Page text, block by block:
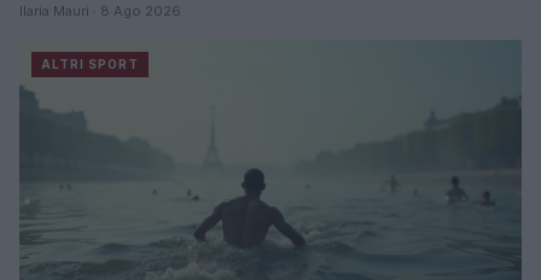
Ilaria Mauri · 8 Ago 2026
ALTRI SPORT